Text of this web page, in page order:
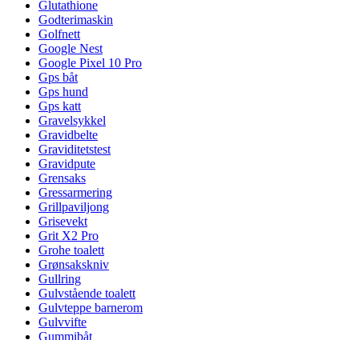
Glutathione
Godterimaskin
Golfnett
Google Nest
Google Pixel 10 Pro
Gps båt
Gps hund
Gps katt
Gravelsykkel
Gravidbelte
Graviditetstest
Gravidpute
Grensaks
Gressarmering
Grillpaviljong
Grisevekt
Grit X2 Pro
Grohe toalett
Grønsakskniv
Gullring
Gulvstående toalett
Gulvteppe barnerom
Gulvvifte
Gummibåt